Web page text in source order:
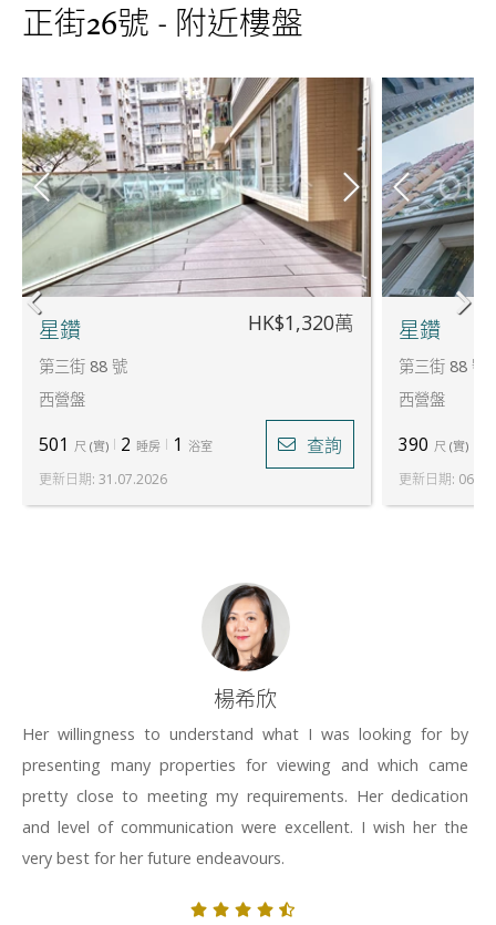
正街26號 - 附近樓盤
星鑽
第三街 88 號
西營盤
HK$1,320萬
501 尺 (實) 2 睡房 1 浴室 查詢
更新日期: 31.07.2026
星鑽
第三街 88 號
西營盤
390 尺 (實)
更新日期:
楊希欣
Her willingness to understand what I was looking for by
presenting many properties for viewing and which came
pretty close to meeting my requirements. Her dedication
and level of communication were excellent. I wish her the
very best for her future endeavours.